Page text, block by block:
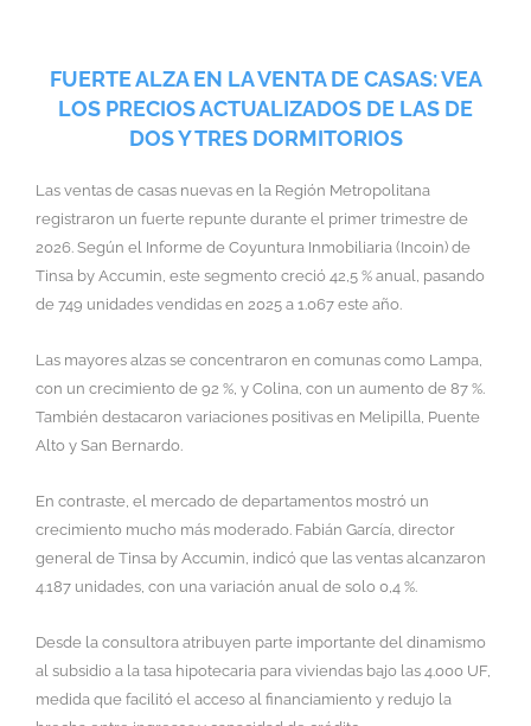
FUERTE ALZA EN LA VENTA DE CASAS: VEA
LOS PRECIOS ACTUALIZADOS DE LAS DE
DOS Y TRES DORMITORIOS
Las ventas de casas nuevas en la Región Metropolitana
registraron un fuerte repunte durante el primer trimestre de
2026. Según el Informe de Coyuntura Inmobiliaria (Incoin) de
Tinsa by Accumin, este segmento creció 42,5 % anual, pasando
de 749 unidades vendidas en 2025 a 1.067 este año.
Las mayores alzas se concentraron en comunas como Lampa,
con un crecimiento de 92 %, y Colina, con un aumento de 87 %.
También destacaron variaciones positivas en Melipilla, Puente
Alto y San Bernardo.
En contraste, el mercado de departamentos mostró un
crecimiento mucho más moderado. Fabián García, director
general de Tinsa by Accumin, indicó que las ventas alcanzaron
4.187 unidades, con una variación anual de solo 0,4 %.
Desde la consultora atribuyen parte importante del dinamismo
al subsidio a la tasa hipotecaria para viviendas bajo las 4.000 UF,
medida que facilitó el acceso al financiamiento y redujo la